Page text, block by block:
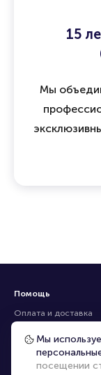
15
Мы
Помощь
Оплата и доставка
Частые вопросы
Перепродажа
Организаторам
Мы
посещении